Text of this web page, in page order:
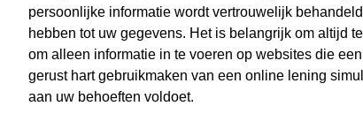
persoonlijke informatie wordt vertrouwelijk
hebben tot uw gegevens. Het is belangrijk om altijd
om alleen informatie in te voeren op websites die
gerust hart gebruikmaken van een online lening
aan uw behoeften voldoet.